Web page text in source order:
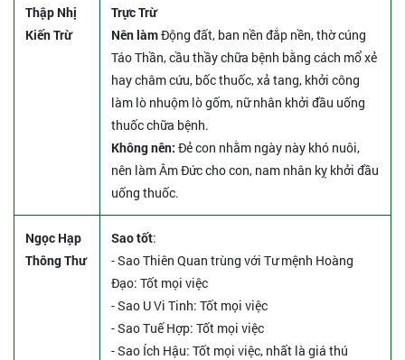
Thập Nhị
Kiến Trừ
Trực Trừ
Nên làmĐộng đất, ban nền đắp nền, thờ cúng
Táo Thần, cầu thầy chữa bệnh bằng cách mổ xẻ
hay châm cứu, bốc thuốc, xả tang, khởi công
làm lò nhuộm lò gốm, nữ nhân khởi đầu uống
thuốc chữa bệnh.
Không nên: Đẻ con nhằm ngày này khó nuôi,
nên làm Âm Đức cho con, nam nhân kỵ khởi đầu
uống thuốc.
Ngọc Hạp
Thông Thư
Sao tốt:
- Sao Thiên Quan trùng với Tư mệnh Hoàng
Đạo: Tốt mọi việc
- Sao U Vi Tinh: Tốt mọi việc
- Sao Tuế Hợp: Tốt mọi việc
- Sao Ích Hậu: Tốt mọi việc, nhất là giá thú